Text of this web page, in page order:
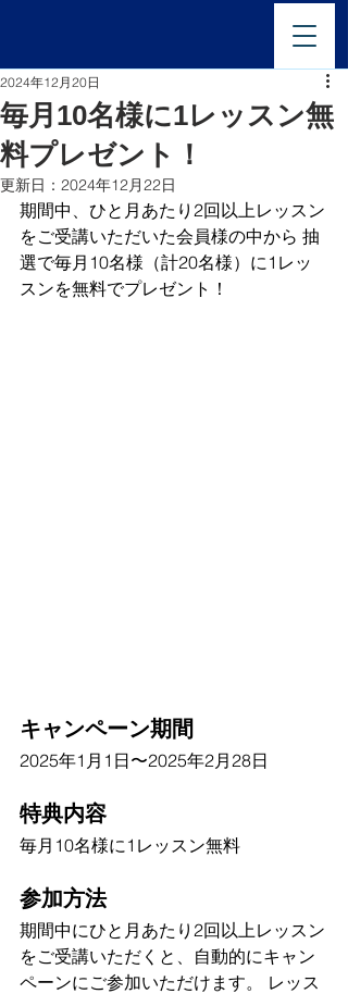
毎月10名様に1レッスン無
料プレゼント！
2024年12月20日
更新日： 2024年12月22日
期間中、ひと月あたり2回以上レッスン
をご受講いただいた会員様の中から 抽
選で毎月10名様（計20名様）に1レッ
スンを無料でプレゼント！
キャンペーン期間
2025年1月1日〜2025年2月28日
特典内容
毎月10名様に1レッスン無料
参加方法
期間中にひと月あたり2回以上レッスン
をご受講いただくと、自動的にキャン
ペーンにご参加いただけます。 レッス